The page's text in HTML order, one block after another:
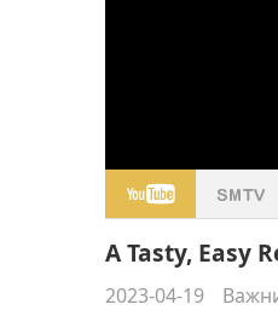
A Tasty, Easy
2023-04-19